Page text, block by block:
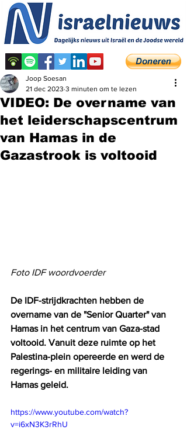
VIDEO: De overname van
het leiderschapscentrum
van Hamas in de
Gazastrook is voltooid
Joop Soesan
21 dec 2023 3 minuten om te lezen
Foto IDF woordvoerder
De IDF-strijdkrachten hebben de
overname van de "Senior Quarter" van
Hamas in het centrum van Gaza-stad
voltooid. Vanuit deze ruimte op het
Palestina-plein opereerde en werd de
regerings- en militaire leiding van
Hamas geleid.
https://www.youtube.com/watch?
v=i6xN3K3rRhU